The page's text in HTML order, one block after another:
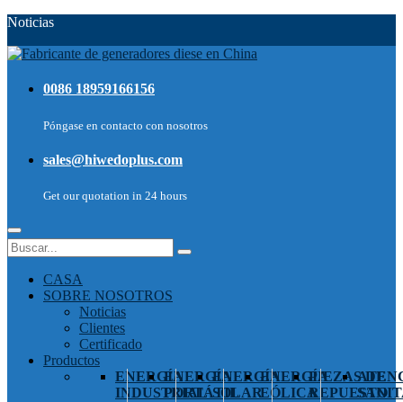
Noticias
0086 18959166156
Póngase en contacto con nosotros
sales@hiwedoplus.com
Get our quotation in 24 hours
CASA
SOBRE NOSOTROS
Noticias
Clientes
Certificado
Productos
ENERGÍA
INDUSTRIAL
ENERGÍA
PORTÁTIL
ENERGÍA
SOLAR
ENERGÍA
EÓLICA
PIEZAS DE
REPUESTO